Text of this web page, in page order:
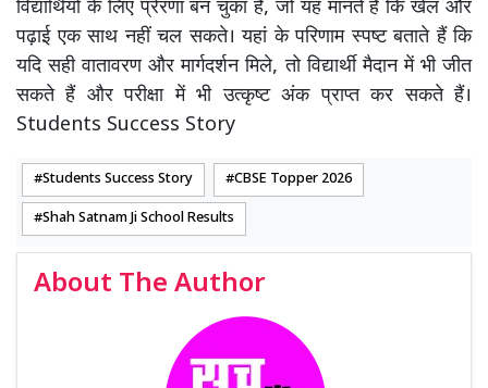
विद्यार्थियों के लिए प्रेरणा बन चुका है, जो यह मानते हैं कि खेल और
पढ़ाई एक साथ नहीं चल सकते। यहां के परिणाम स्पष्ट बताते हैं कि
यदि सही वातावरण और मार्गदर्शन मिले, तो विद्यार्थी मैदान में भी जीत
सकते हैं और परीक्षा में भी उत्कृष्ट अंक प्राप्त कर सकते हैं।
Students Success Story
Students Success Story CBSE Topper 2026
Shah Satnam Ji School Results
About The Author